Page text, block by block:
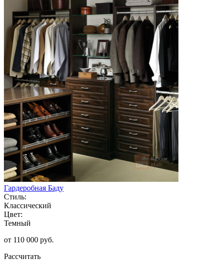
Гардеробная Баду
Стиль:
Классический
Цвет:
Темный
от 110 000 руб.
Рассчитать